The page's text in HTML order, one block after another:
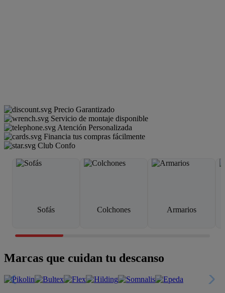
Precio Garantizado
Servicio de montaje disponible
Atención Personalizada
Financia tus compras fácilmente
Club Confo
Sofás Colchones Armarios
Marcas que cuidan tu descanso